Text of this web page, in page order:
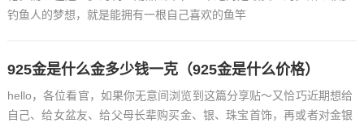
钓鱼人的梦想，就是能拥有一根自己喜欢的鱼竿
925金是什么金多少钱一克（925金是什么价格）
hello，各位看官，如果你无意间浏览到这篇分享贴～又恰巧近期想给
自己、给女盆友、给父母长辈购买金、银、珠宝首饰，再或者对金银